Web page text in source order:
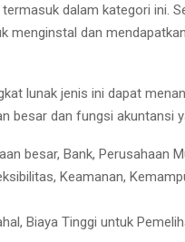
termasuk dalam kategori ini.
menginstal dan
lunak jenis ini dapat
besar dan fungsi akuntansi
besar, Bank, Perusahaan
Keamanan,
Biaya Tinggi untuk